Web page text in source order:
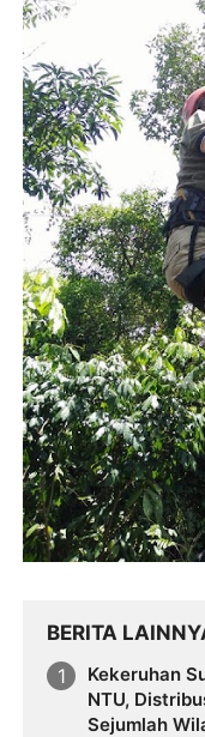
BERITA
Kekeruhan
NTU,
Sejumlah